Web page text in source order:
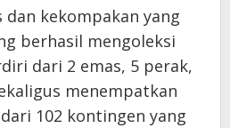
dan kekompakan yang
berhasil mengoleksi
dari 2 emas, 5 perak,
menempatkan
102 kontingen yang